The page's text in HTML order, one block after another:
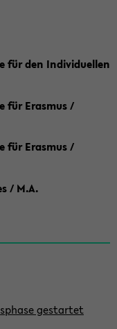
für den Individuellen
für Erasmus /
für Erasmus /
/ M.A.
gestartet